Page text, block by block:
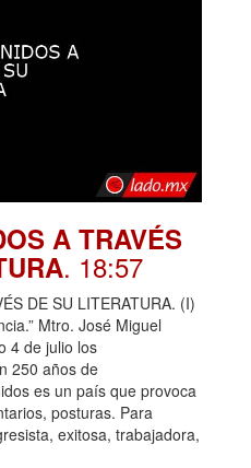
A TRAVÉS
. 18:57
DE SU LITERATURA. (I)
Mtro. José Miguel
4 de julio los
250 años de
es un país que provoca
posturas. Para
exitosa, trabajadora,